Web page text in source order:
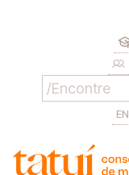
EN